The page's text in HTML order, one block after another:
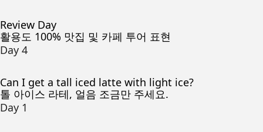
Review Day
활용도 100% 맛집 및 카페 투어 표현
Day 4
Can I get a tall iced latte with light ice?
톨 아이스 라테, 얼음 조금만 주세요.
Day 1